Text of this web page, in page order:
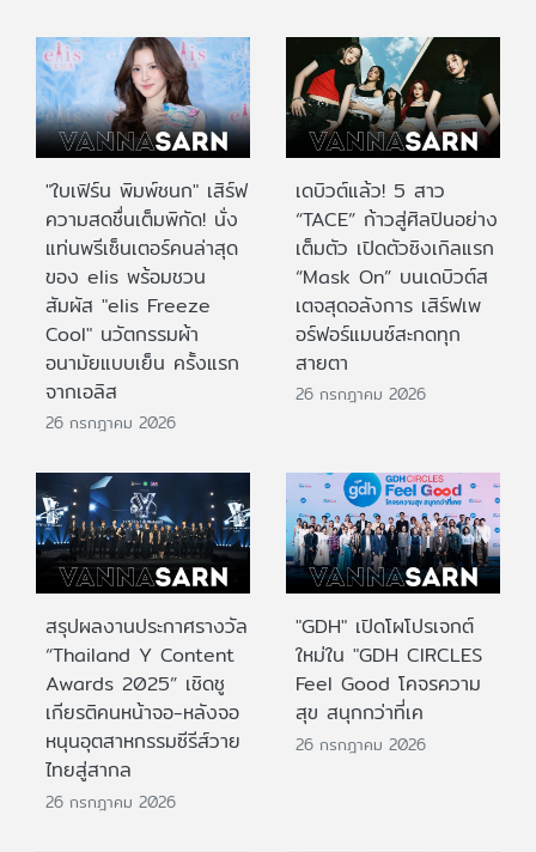
"ใบเฟิร์น พิมพ์ชนก" เสิร์ฟ
ความสดชื่นเต็มพิกัด! นั่ง
แท่นพรีเซ็นเตอร์คนล่าสุด
ของ elis พร้อมชวน
สัมผัส "elis Freeze
Cool" นวัตกรรมผ้า
อนามัยแบบเย็น ครั้งแรก
จากเอลิส
26 กรกฎาคม 2026
เดบิวต์แล้ว! 5 สาว
“TACE” ก้าวสู่ศิลปินอย่าง
เต็มตัว เปิดตัวซิงเกิลแรก
“Mask On” บนเดบิวต์ส
เตจสุดอลังการ เสิร์ฟเพ
อร์ฟอร์แมนซ์สะกดทุก
สายตา
26 กรกฎาคม 2026
สรุปผลงานประกาศรางวัล
“Thailand Y Content
Awards 2025” เชิดชู
เกียรติคนหน้าจอ-หลังจอ
หนุนอุตสาหกรรมซีรีส์วาย
ไทยสู่สากล
26 กรกฎาคม 2026
"GDH" เปิดโผโปรเจกต์
ใหม่ใน "GDH CIRCLES
Feel Good โคจรความ
สุข สนุกกว่าที่เค
26 กรกฎาคม 2026